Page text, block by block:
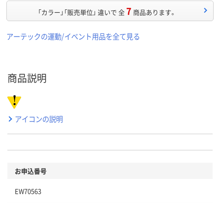
「カラー」「販売単位」 違いで 全7 商品あります。
アーテックの運動/イベント用品を全て見る
商品説明
アイコンの説明
お申込番号
EW70563